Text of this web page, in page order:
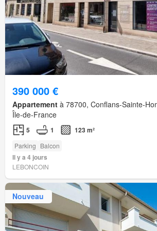
390 000 €
Appartement à 78700, Conflans-Sainte-
Île-de-France
5 1 123 m²
Parking Balcon
Il y a 4 jours
LEBONCOIN
Nouveau